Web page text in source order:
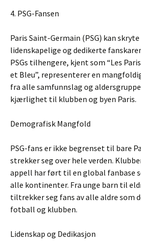
4. PSG-Fansen
Paris Saint-Germain (PSG) kan
lidenskapelige og dedikerte
PSGs tilhengere, kjent som “Les
et Bleu”, representerer en
fra alle samfunnslag og
kjærlighet til klubben og byen Paris.
Demografisk Mangfold
PSG-fans er ikke begrenset til bare
strekker seg over hele verden.
appell har ført til en global fanbase
alle kontinenter. Fra unge barn til
tiltrekker seg fans av alle aldre som
fotball og klubben.
Lidenskap og Dedikasjon